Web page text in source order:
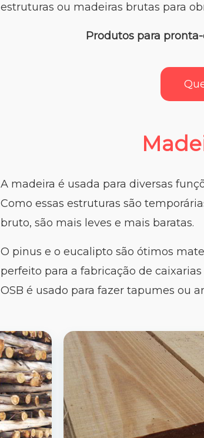
estruturas ou madeiras brutas para
Produtos para
A madeira é usada para diversas
Como essas estruturas são
bruto, são mais leves e mais baratas.
O pinus e o eucalipto são ótimos
perfeito para a fabricação de
OSB é usado para fazer tapumes ou